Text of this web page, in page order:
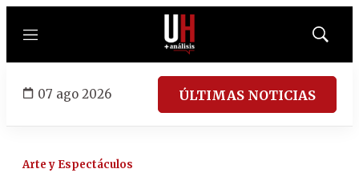
Menú
Mostrar
07 ago 2026 ÚLTIMAS NOTICIAS
Arte y Espectáculos